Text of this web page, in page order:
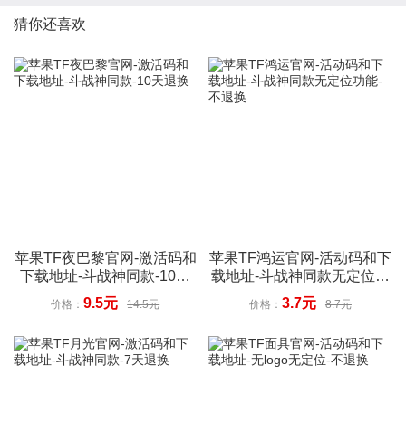
猜你还喜欢
苹果TF夜巴黎官网-激活码和
下载地址-斗战神同款-10天
退换
价格：9.5元 14.5元
苹果TF鸿运官网-活动码和下
载地址-斗战神同款无定位功
能-不退换
价格： 3.7元 8.7元